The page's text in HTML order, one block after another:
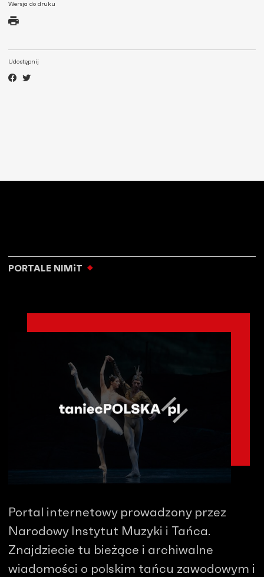
Wersja do druku
Udostępnij
PORTALE NIMiT
Portal internetowy prowadzony przez
Narodowy Instytut Muzyki i Tańca.
Znajdziecie tu bieżące i archiwalne
wiadomości o polskim tańcu zawodowym i